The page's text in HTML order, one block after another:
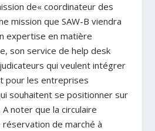
de« coordinateur des
mission que SAW-B viendra
expertise en matière
son service de help desk
qui veulent intégrer
pour les entreprises
souhaitent se positionner sur
noter que la circulaire
de marché à